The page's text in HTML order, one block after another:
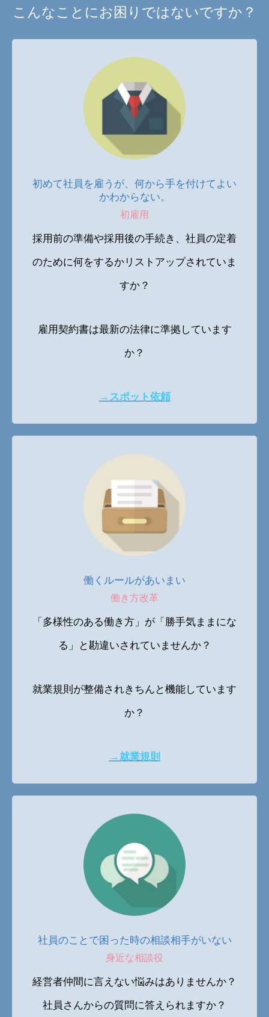
こんなことにお困りではないですか？
初めて社員を雇うが、何から手を付けてよい
かわからない。
初雇用
採用前の準備や採用後の手続き、社員の定着
のために何をするかリストアップされていま
すか？
雇用契約書は最新の法律に準拠しています
か？
→スポット依頼
働くルールがあいまい
働き方改革
「多様性のある働き方」が「勝手気ままにな
る」と勘違いされていませんか？
就業規則が整備されきちんと機能しています
か？
→就業規則
社員のことで困った時の相談相手がいない
身近な相談役
経営者仲間に言えない悩みはありませんか？
社員さんからの質問に答えられますか？